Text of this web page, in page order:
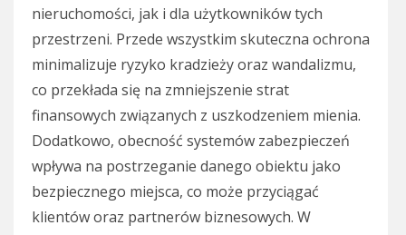
nieruchomości, jak i dla użytkowników tych
przestrzeni. Przede wszystkim skuteczna ochrona
minimalizuje ryzyko kradzieży oraz wandalizmu,
co przekłada się na zmniejszenie strat
finansowych związanych z uszkodzeniem mienia.
Dodatkowo, obecność systemów zabezpieczeń
wpływa na postrzeganie danego obiektu jako
bezpiecznego miejsca, co może przyciągać
klientów oraz partnerów biznesowych. W